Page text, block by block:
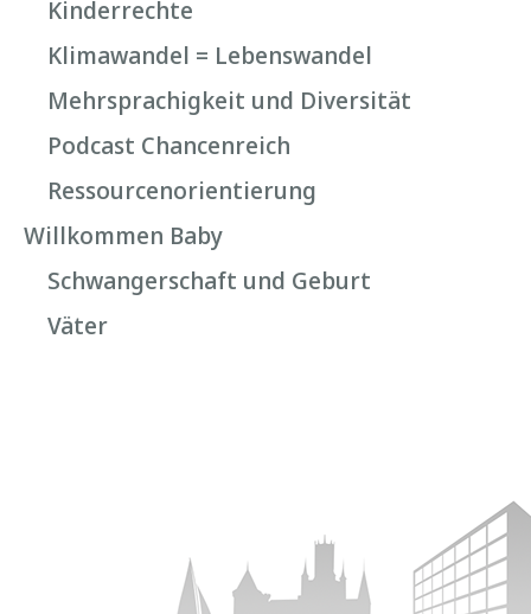
Kinderrechte
Klimawandel = Lebenswandel
Mehrsprachigkeit und Diversität
Podcast Chancenreich
Ressourcenorientierung
Willkommen Baby
Schwangerschaft und Geburt
Väter